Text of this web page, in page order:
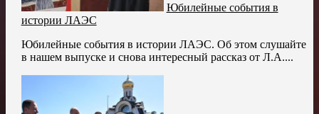
Юбилейные события в
истории ЛАЭС
Юбилейные события в истории ЛАЭС. Об этом слушайте
в нашем выпуске и снова интересный рассказ от Л.А....